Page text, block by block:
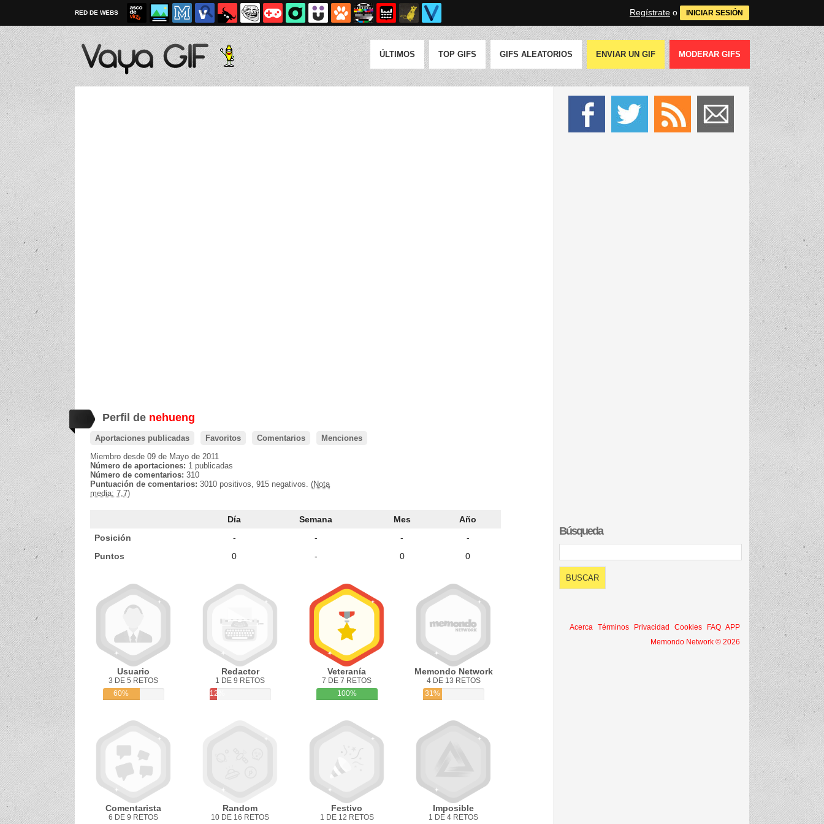
RED DE WEBS Regístrate o INICIAR SESIÓN
ÚLTIMOS TOP GIFS GIFS ALEATORIOS ENVIAR UN GIF MODERAR GIFS
Perfil de nehueng
Aportaciones publicadas Favoritos Comentarios
Menciones
Miembro desde 09 de Mayo de 2011
Número de aportaciones: 1 publicadas
Número de comentarios: 310
Puntuación de comentarios: 3010 positivos, 915 negativos. (Nota
media: 7,7)
Día Semana Mes
Año
Posición
- - -
-
Puntos
0 - 0 0
Usuario
3 DE 5 RETOS
60%
Redactor
1 DE 9 RETOS
12%
Veteranía
7 DE 7 RETOS
100%
Memondo Network
4 DE 13 RETOS
31%
Comentarista
6 DE 9 RETOS
Random
10 DE 16 RETOS
Festivo
1 DE 12 RETOS
Imposible
1 DE 4 RETOS
Búsqueda
Acerca Términos Privacidad Cookies FAQ APP
Memondo Network © 2026